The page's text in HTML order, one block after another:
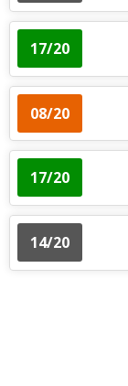
17/20
08/20
17/20
14/20